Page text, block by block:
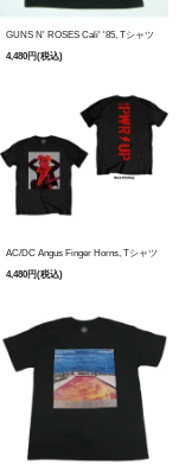
GUNS N' ROSES Cali' '85, Tシャツ
4,480円(税込)
AC/DC Angus Finger Horns, Tシャツ
4,480円(税込)